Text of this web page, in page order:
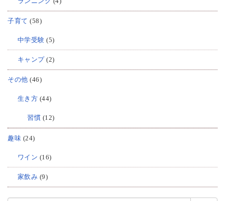
子育て (58)
中学受験 (5)
キャンプ(2)
その他 (46)
生き方 (44)
習慣 (12)
趣味 (24)
ワイン (16)
家飲み (9)